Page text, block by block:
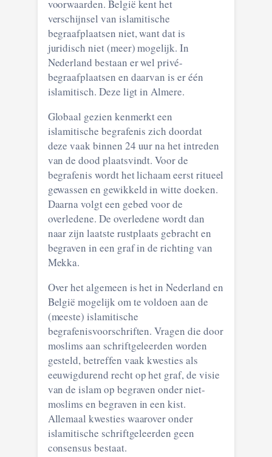
voorwaarden. België kent het
verschijnsel van islamitische
begraafplaatsen niet, want dat is
juridisch niet (meer) mogelijk. In
Nederland bestaan er wel privé-
begraafplaatsen en daarvan is er één
islamitisch. Deze ligt in Almere.
Globaal gezien kenmerkt een
islamitische begrafenis zich doordat
deze vaak binnen 24 uur na het intreden
van de dood plaatsvindt. Voor de
begrafenis wordt het lichaam eerst ritueel
gewassen en gewikkeld in witte doeken.
Daarna volgt een gebed voor de
overledene. De overledene wordt dan
naar zijn laatste rustplaats gebracht en
begraven in een graf in de richting van
Mekka.
Over het algemeen is het in Nederland en
België mogelijk om te voldoen aan de
(meeste) islamitische
begrafenisvoorschriften. Vragen die door
moslims aan schriftgeleerden worden
gesteld, betreffen vaak kwesties als
eeuwigdurend recht op het graf, de visie
van de islam op begraven onder niet-
moslims en begraven in een kist.
Allemaal kwesties waarover onder
islamitische schriftgeleerden geen
consensus bestaat.